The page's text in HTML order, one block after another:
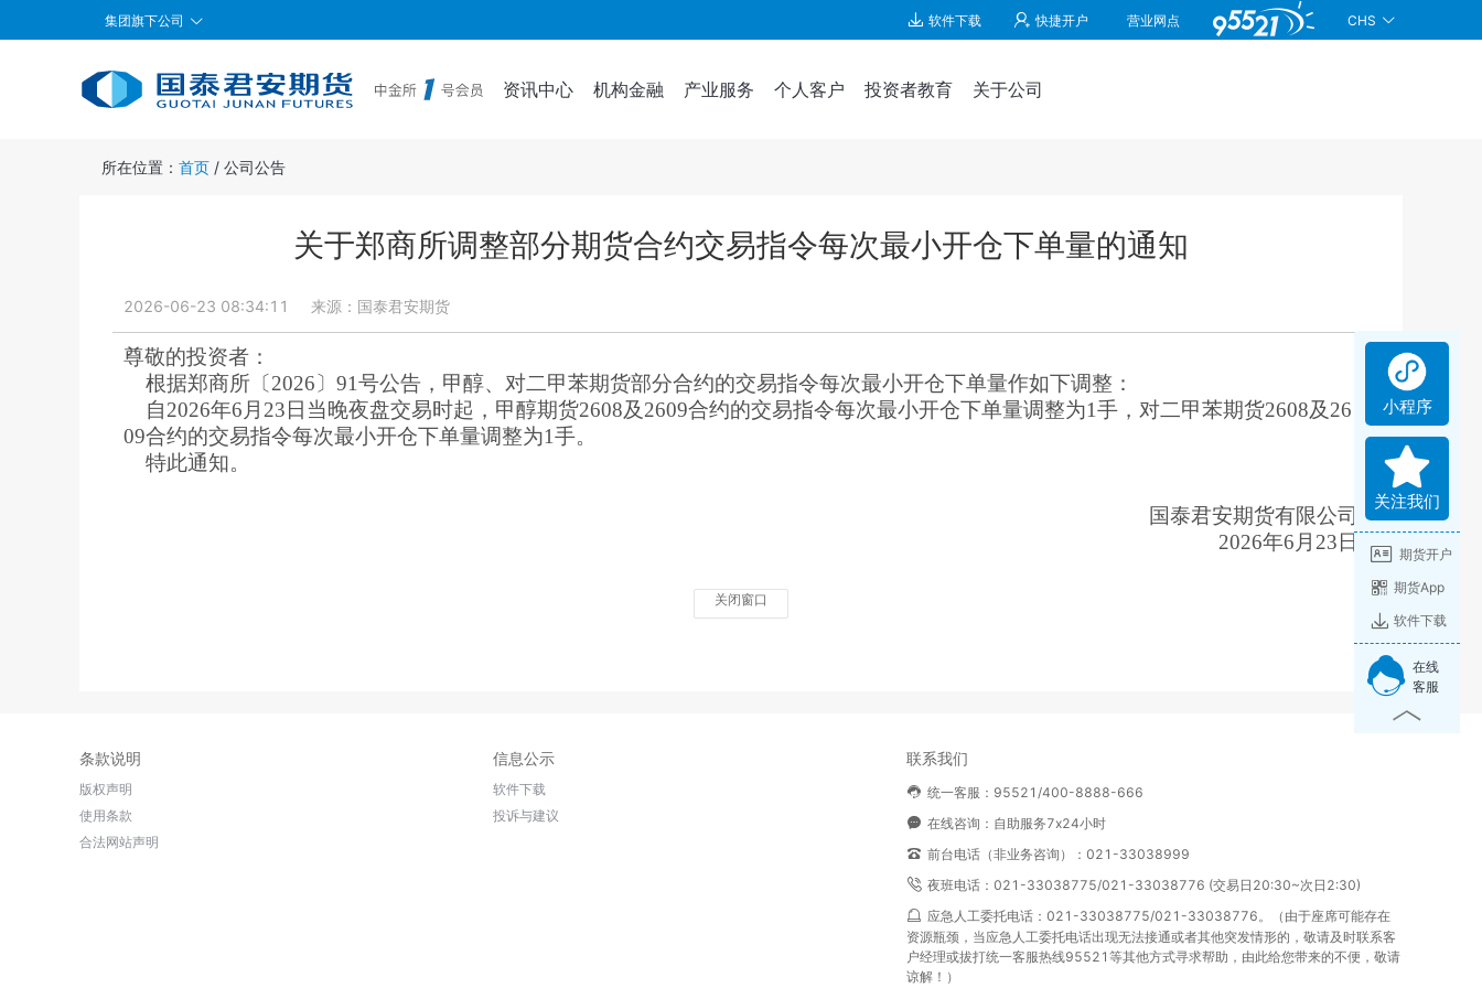
集团旗下公司 软件下载 快捷开户 营业网点 CHS
资讯中心 机构金融 产业服务 个人客户 投资者教育 关于公司
所在位置： 首页 / 公司公告
关于郑商所调整部分期货合约交易指令每次最小开仓下单量的通知
2026-06-23 08:34:11 来源： 国泰君安期货
尊敬的投资者：
根据郑商所〔2026〕91号公告，甲醇、对二甲苯期货部分合约的交易指令每次最小开仓下单量作如下调整：
自2026年6月23日当晚夜盘交易时起，甲醇期货2608及2609合约的交易指令每次最小开仓下单量调整为1手，对二甲苯期货2608及26
09合约的交易指令每次最小开仓下单量调整为1手。
特此通知。
国泰君安期货有限公司
2026年6月23日
关闭窗口
小程序
关注我们
期货开户
期货App
软件下载
在线
客服
条款说明
版权声明
使用条款
合法网站声明
信息公示
软件下载
投诉与建议
联系我们
统一客服：95521/400-8888-666
在线咨询：自助服务7x24小时
前台电话（非业务咨询）：021-33038999
夜班电话：021-33038775/021-33038776 (交易日20:30~次日2:30)
应急人工委托电话：021-33038775/021-33038776。（由于座席可能存在
资源瓶颈，当应急人工委托电话出现无法接通或者其他突发情形的，敬请及时联系客
户经理或拔打统一客服热线95521等其他方式寻求帮助，由此给您带来的不便，敬请
谅解！）